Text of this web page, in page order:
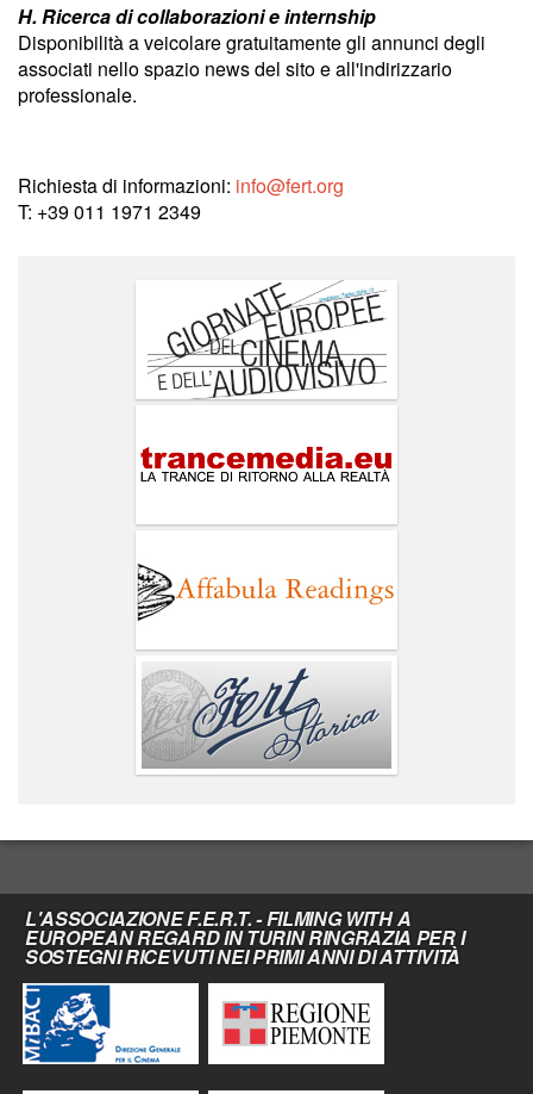
H. Ricerca di collaborazioni e internship
Disponibilità a veicolare gratuitamente gli annunci degli
associati nello spazio news del sito e all'indirizzario
professionale.
Richiesta di informazioni: info@fert.org
T: +39 011 1971 2349
L'ASSOCIAZIONE F.E.R.T. - FILMING WITH A
EUROPEAN REGARD IN TURIN RINGRAZIA PER I
SOSTEGNI RICEVUTI NEI PRIMI ANNI DI ATTIVITÀ